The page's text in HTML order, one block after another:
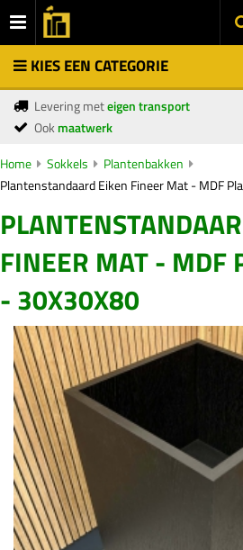
KIES EEN CATEGORIE
Levering meteigen transport
Ookmaatwerk
Home Sokkels
Plantenbakken
Plantenstandaard Eiken Fineer Mat - MDF
FINEER MAT - MDF
- 30X30X80